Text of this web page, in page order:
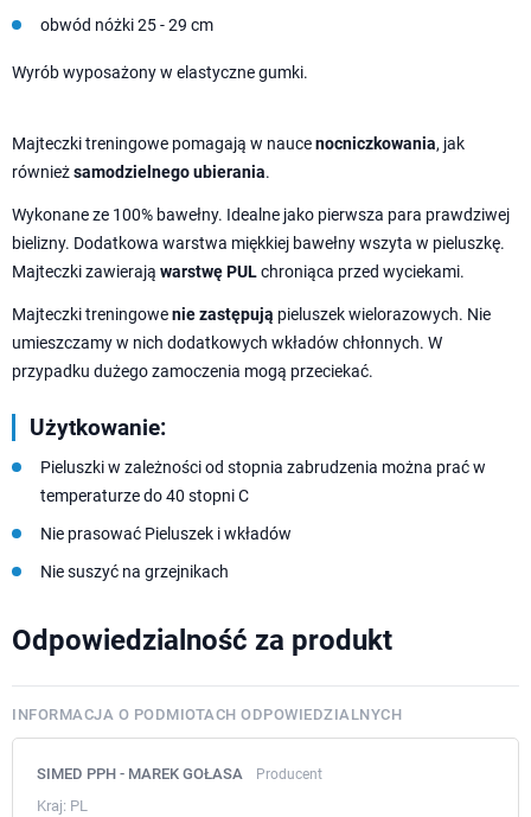
obwód nóżki 25 - 29 cm
Wyrób wyposażony w elastyczne gumki.
Majteczki treningowe pomagają w naucenocniczkowania, jak
równieżsamodzielnego ubierania.
Wykonane ze 100% bawełny. Idealne jako pierwsza para prawdziwej
bielizny. Dodatkowa warstwa miękkiej bawełny wszyta w pieluszkę.
Majteczki zawierają warstwę PULchroniąca przed wyciekami.
Majteczki treningowenie zastępują pieluszek wielorazowych. Nie
umieszczamy w nich dodatkowych wkładów chłonnych. W
przypadku dużego zamoczenia mogą przeciekać.
Użytkowanie:
Pieluszki w zależności od stopnia zabrudzenia można prać w
temperaturze do 40 stopni C
Nie prasować Pieluszek i wkładów
Nie suszyć na grzejnikach
Odpowiedzialność za produkt
INFORMACJA O PODMIOTACH ODPOWIEDZIALNYCH
SIMED PPH - MAREK GOŁASA Producent
Kraj: PL